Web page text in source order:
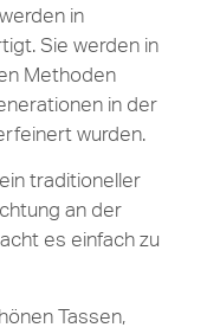
in
Sie werden in
Methoden
in der
wurden.
traditioneller
an der
es einfach zu
Tassen,